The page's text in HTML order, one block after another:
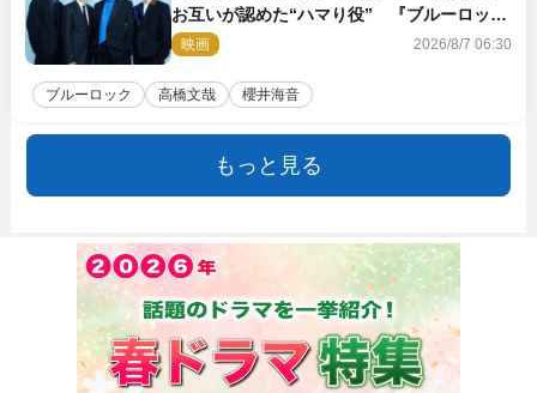
お互いが認めた“ハマり役” 『ブルーロッ
ク』で築いた最高のチームワーク
映画 2026/8/7 06:30
ブルーロック 高橋文哉 櫻井海音
もっと見る